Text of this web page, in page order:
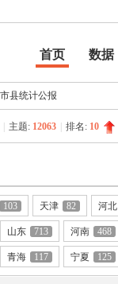
首页 数据
帮助
县统计公报
主题: 12063 排名: 10
103 天津 82 河北
山东 713 河南 468
青海 117 宁夏 125